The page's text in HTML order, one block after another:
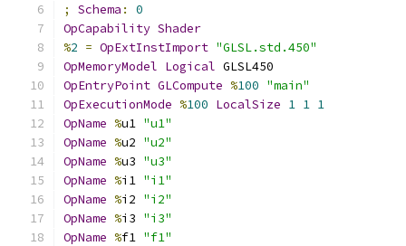
;
Schema :
0
OpCapability Shader
%2 = OpExtInstImport "GLSL.std.450"
OpMemoryModel Logical GLSL450
OpEntryPoint GLCompute %100 "main"
OpExecutionMode %100 LocalSize 1 1 1
OpName %u1 "u1"
OpName %u2 "u2"
OpName %u3 "u3"
OpName %i1 "i1"
OpName %i2 "i2"
OpName %i3 "i3"
OpName %f1 "f1"